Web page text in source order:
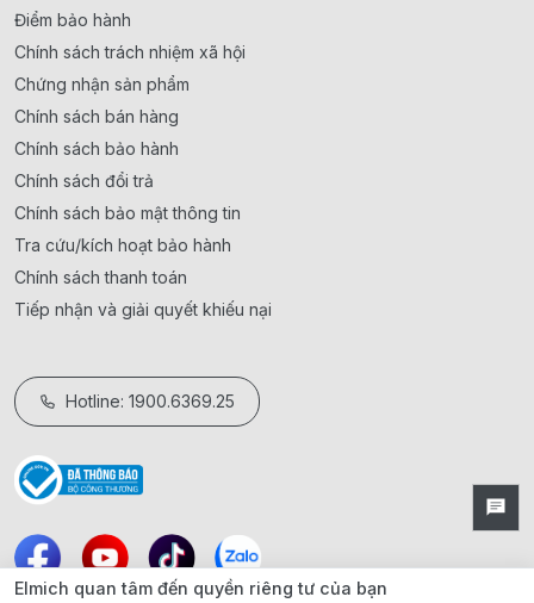
Điểm bảo hành
Chính sách trách nhiệm xã hội
Chứng nhận sản phẩm
Chính sách bán hàng
Chính sách bảo hành
Chính sách đổi trả
Chính sách bảo mật thông tin
Tra cứu/kích hoạt bảo hành
Chính sách thanh toán
Tiếp nhận và giải quyết khiếu nại
Hotline: 1900.6369.25
Elmich quan tâm đến quyền riêng tư của bạn